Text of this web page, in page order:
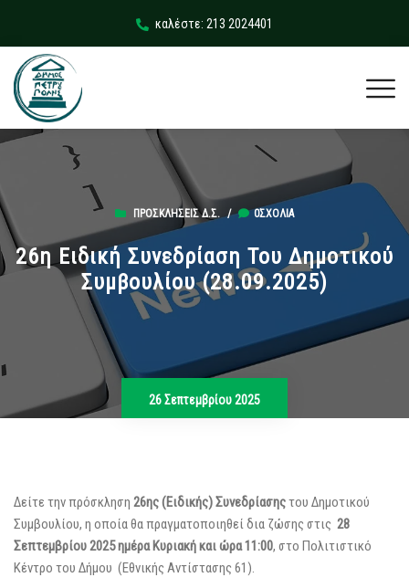
καλέστε: 213 2024401
ΠΡΟΣΚΛΉΣΕΙΣ Δ.Σ. / 0ΣΧΌΛΙΑ
26η Ειδική Συνεδρίαση Του Δημοτικού
Συμβουλίου (28.09.2025)
26 Σεπτεμβρίου 2025
Δείτε την πρόσκληση 26ης (Ειδικής) Συνεδρίασηςτου Δημοτικού
Συμβουλίου, η οποία θα πραγματοποιηθεί δια ζώσης στις 28
Σεπτεμβρίου 2025 ημέρα Κυριακή και ώρα 11:00, στο Πολιτιστικό
Κέντρο του Δήμου (Εθνικής Αντίστασης 61).